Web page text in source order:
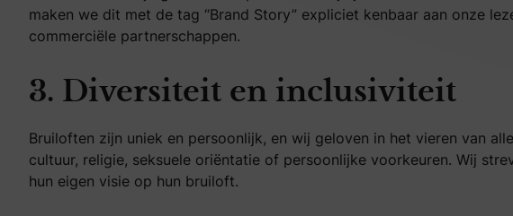
maken we dit met de tag “Brand Story” expliciet kenbaar aan onze
commerciële partnerschappen.
3. Diversiteit en inclusiviteit
Bruiloften zijn uniek en persoonlijk, en wij geloven in het vieren van
cultuur, religie, seksuele oriëntatie of persoonlijke voorkeuren. Wij
hun eigen visie op hun bruiloft.